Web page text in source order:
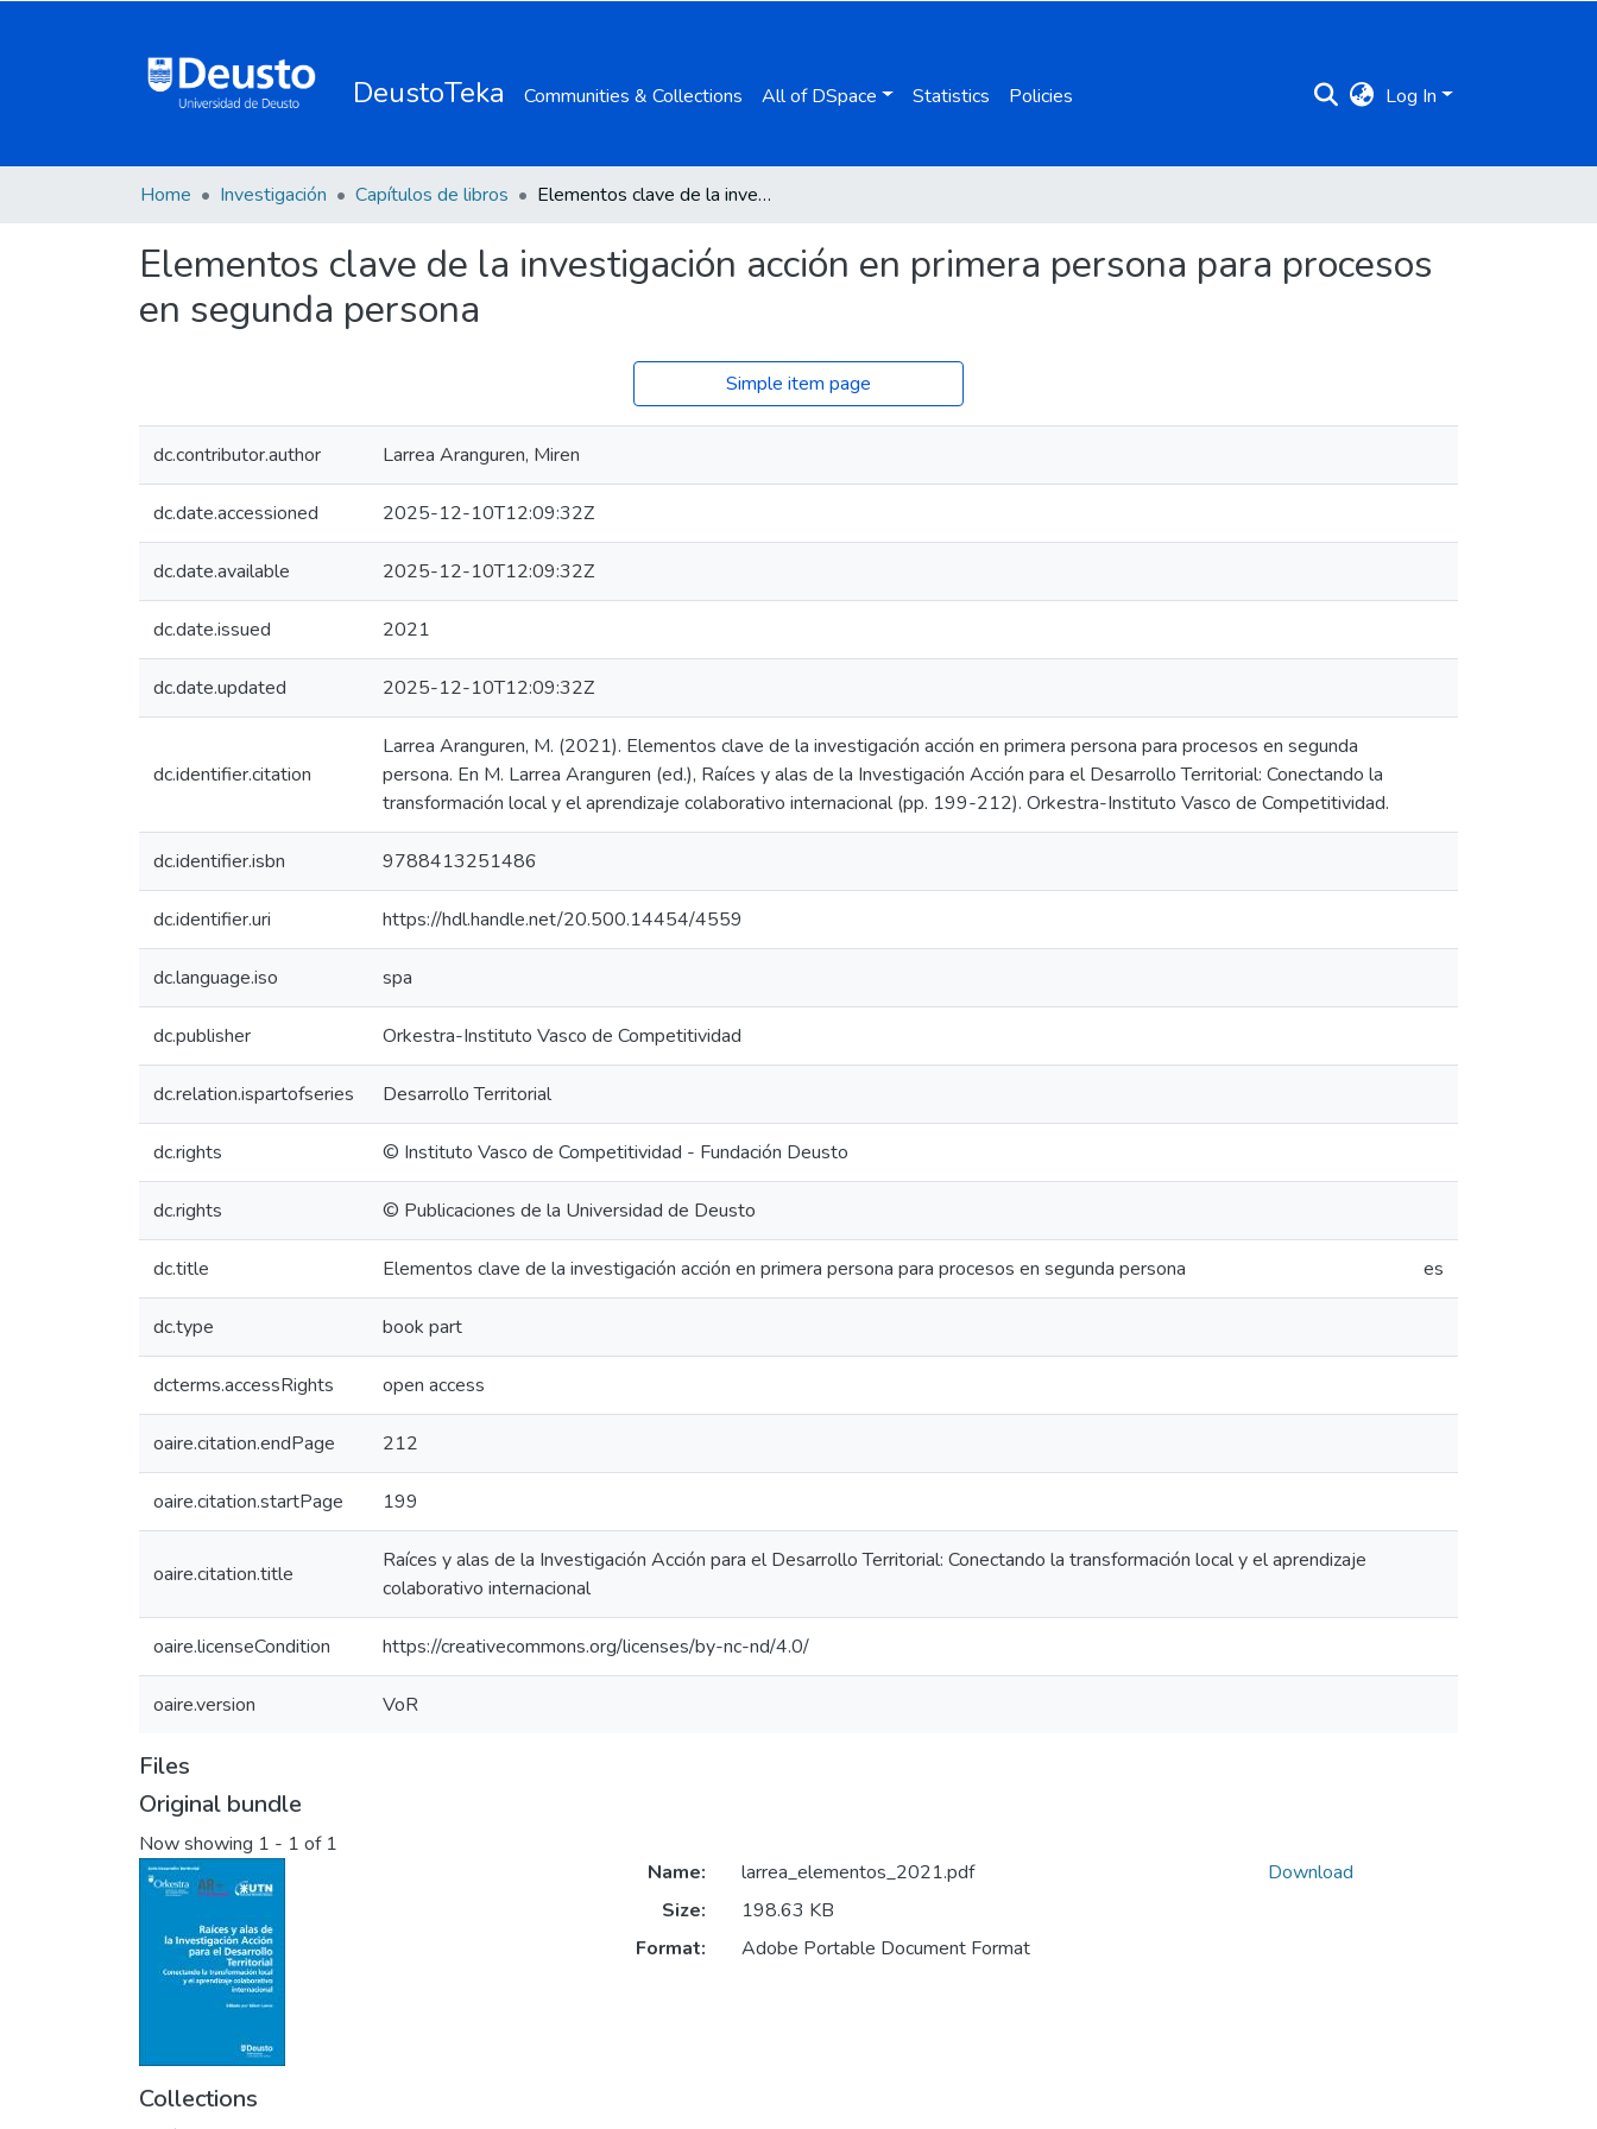
DeustoTeka Communities & Collections All of DSpace Statistics Policies Log In
Home Investigación Capítulos de libros Elementos clave de la investigación acción en primera persona para procesos en segunda persona
Elementos clave de la investigación acción en primera persona para procesos
en segunda persona
Simple item page
dc.contributor.author Larrea Aranguren, Miren
dc.date.accessioned 2025-12-10T12:09:32Z
dc.date.available 2025-12-10T12:09:32Z
dc.date.issued 2021
dc.date.updated 2025-12-10T12:09:32Z
dc.identifier.citation
Larrea Aranguren, M. (2021). Elementos clave de la investigación acción en primera persona para procesos en segunda
persona. En M. Larrea Aranguren (ed.), Raíces y alas de la Investigación Acción para el Desarrollo Territorial: Conectando la
transformación local y el aprendizaje colaborativo internacional (pp. 199-212). Orkestra-Instituto Vasco de Competitividad.
dc.identifier.isbn 9788413251486
dc.identifier.uri https://hdl.handle.net/20.500.14454/4559
dc.language.iso spa
dc.publisher Orkestra-Instituto Vasco de Competitividad
dc.relation.ispartofseries Desarrollo Territorial
dc.rights © Instituto Vasco de Competitividad - Fundación Deusto
dc.rights © Publicaciones de la Universidad de Deusto
dc.title Elementos clave de la investigación acción en primera persona para procesos en segunda persona es
dc.type book part
dcterms.accessRights open access
oaire.citation.endPage 212
oaire.citation.startPage 199
oaire.citation.title
Raíces y alas de la Investigación Acción para el Desarrollo Territorial: Conectando la transformación local y el aprendizaje
colaborativo internacional
oaire.licenseCondition https://creativecommons.org/licenses/by-nc-nd/4.0/
oaire.version VoR
Files
Original bundle
Now showing 1 - 1 of 1
Name:
larrea_elementos_2021.pdf
Size:
198.63 KB
Format:
Adobe Portable Document Format
Download
Collections